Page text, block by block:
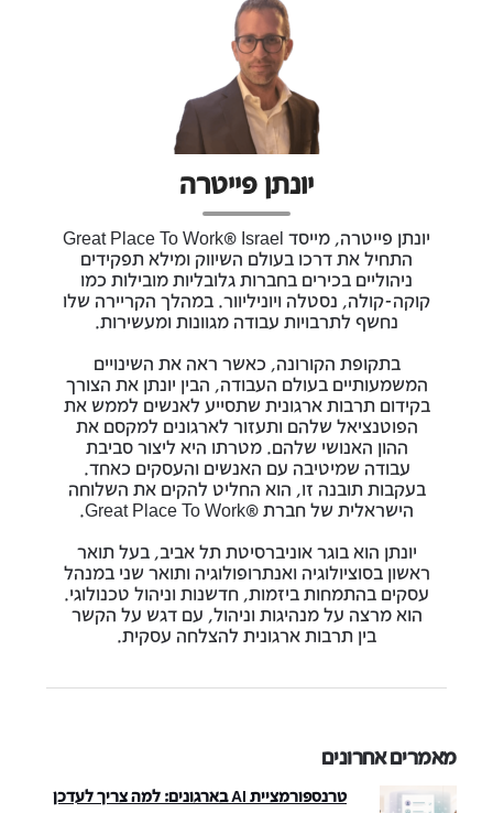
יונתן פייטרה
יונתן פייטרה, מייסד Great Place To Work® Israel
התחיל את דרכו בעולם השיווק ומילא תפקידים
ניהוליים בכירים בחברות גלובליות מובילות כמו
קוקה-קולה, נסטלה ויוניליוור. במהלך הקריירה שלו
נחשף לתרבויות עבודה מגוונות ומעשירות.
בתקופת הקורונה, כאשר ראה את השינויים
המשמעותיים בעולם העבודה, הבין יונתן את הצורך
בקידום תרבות ארגונית שתסייע לאנשים לממש את
הפוטנציאל שלהם ותעזור לארגונים למקסם את
ההון האנושי שלהם. מטרתו היא ליצור סביבת
עבודה שמיטיבה עם האנשים והעסקים כאחד.
בעקבות תובנה זו, הוא החליט להקים את השלוחה
הישראלית של חברת ®Great Place To Work.
יונתן הוא בוגר אוניברסיטת תל אביב, בעל תואר
ראשון בסוציולוגיה ואנתרופולוגיה ותואר שני במנהל
עסקים בהתמחות ביזמות, חדשנות וניהול טכנולוגי.
הוא מרצה על מנהיגות וניהול, עם דגש על הקשר
בין תרבות ארגונית להצלחה עסקית.
מאמרים אחרונים
טרנספורמציית AI בארגונים: למה צריך לעדכן